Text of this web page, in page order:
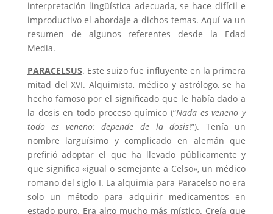
interpretación lingüística adecuada, se hace difícil e
improductivo el abordaje a dichos temas. Aquí va un
resumen de algunos referentes desde la Edad
Media.
PARACELSUS. Este suizo fue influyente en la primera
mitad del XVI. Alquimista, médico y astrólogo, se ha
hecho famoso por el significado que le había dado a
la dosis en todo proceso químico (“Nada es veneno y
todo es veneno: depende de la dosis!”). Tenía un
nombre larguísimo y complicado en alemán que
prefirió adoptar el que ha llevado públicamente y
que significa «igual o semejante a Celso», un médico
romano del siglo I. La alquimia para Paracelso no era
solo un método para adquirir medicamentos en
estado puro. Era algo mucho más místico. Creía que